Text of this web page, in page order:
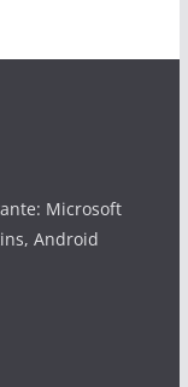
Microsoft
Android